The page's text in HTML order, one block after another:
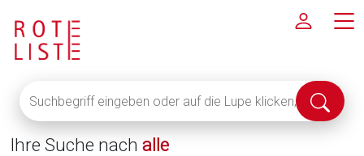
eingeben
oder
auf
Suche
Ihre Suche nach alle